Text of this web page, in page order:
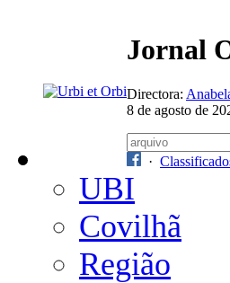
Jornal
Directora:
8 de agosto de
·
UBI
Covilhã
Região